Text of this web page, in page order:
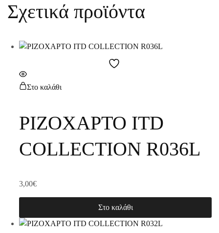
Σχετικά προϊόντα
Στο καλάθι
ΡΙΖΟΧΑΡΤΟ ITD
COLLECTION R036L
3,00€
Στο καλάθι